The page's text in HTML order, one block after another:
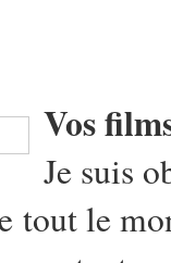
Vos
Je suis
tout le